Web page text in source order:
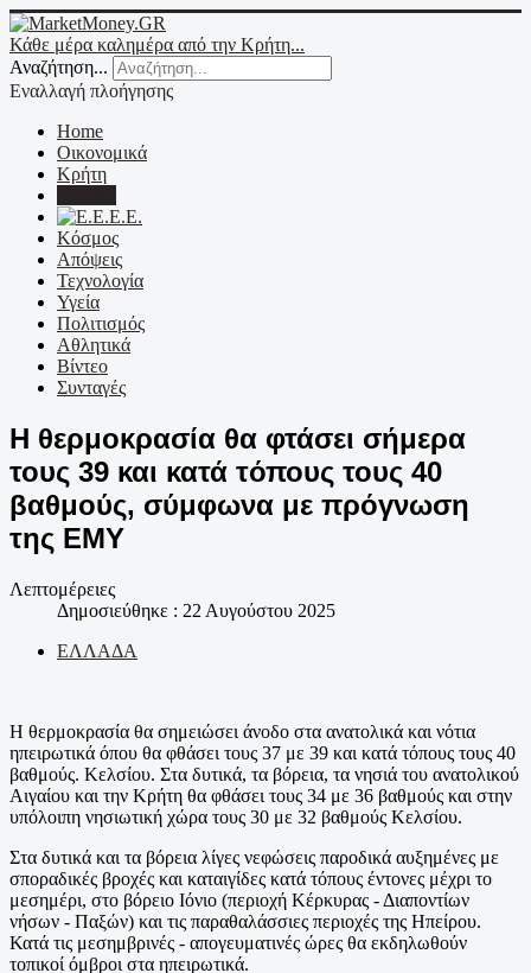
Κάθε μέρα καλημέρα από την Κρήτη...
Αναζήτηση...
Εναλλαγή πλοήγησης
Home
Οικονομικά
Κρήτη
Ε.Ε.
Κόσμος
Απόψεις
Τεχνολογία
Υγεία
Πολιτισμός
Αθλητικά
Βίντεο
Συνταγές
Η θερμοκρασία θα φτάσει σήμερα
τους 39 και κατά τόπους τους 40
βαθμούς, σύμφωνα με πρόγνωση
της ΕΜΥ
Λεπτομέρειες
Δημοσιεύθηκε : 22 Αυγούστου 2025
ΕΛΛΑΔΑ
Η θερμοκρασία θα σημειώσει άνοδο στα ανατολικά και νότια
ηπειρωτικά όπου θα φθάσει τους 37 με 39 και κατά τόπους τους 40
βαθμούς. Κελσίου. Στα δυτικά, τα βόρεια, τα νησιά του ανατολικού
Αιγαίου και την Κρήτη θα φθάσει τους 34 με 36 βαθμούς και στην
υπόλοιπη νησιωτική χώρα τους 30 με 32 βαθμούς Κελσίου.
Στα δυτικά και τα βόρεια λίγες νεφώσεις παροδικά αυξημένες με
σποραδικές βροχές και καταιγίδες κατά τόπους έντονες μέχρι το
μεσημέρι, στο βόρειο Ιόνιο (περιοχή Κέρκυρας - Διαποντίων
νήσων - Παξών) και τις παραθαλάσσιες περιοχές της Ηπείρου.
Κατά τις μεσημβρινές - απογευματινές ώρες θα εκδηλωθούν
τοπικοί όμβροι στα ηπειρωτικά.